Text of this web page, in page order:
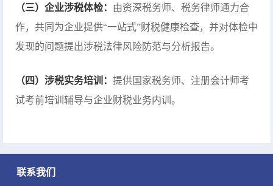
（三）企业涉税体检： 由资深税务师、税务律师通力合
作，共同为企业提供“一站式”财税健康检查，并对体检中
发现的问题提出涉税法律风险防范与分析报告。
（四）涉税实务培训： 提供国家税务师、注册会计师考
试考前培训辅导与企业财税业务内训。
联系我们